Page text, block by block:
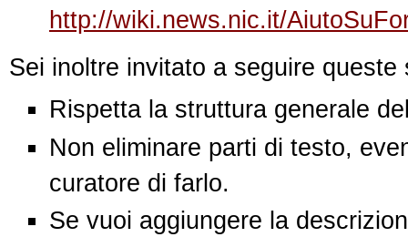
http://wiki.news.nic.it/
Sei inoltre invitato a seguire queste
Rispetta la struttura generale
Non eliminare parti di testo,
curatore di farlo.
Se vuoi aggiungere la